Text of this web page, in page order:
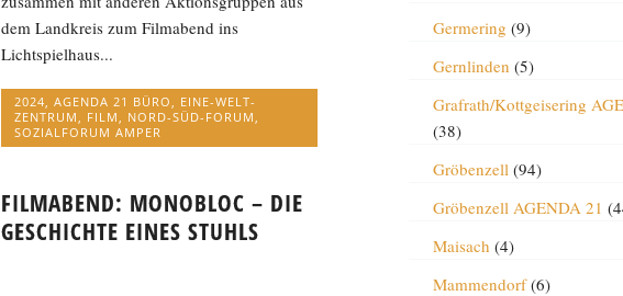
dem Landkreis zum Filmabend ins
Lichtspielhaus...
2024 ,AGENDA 21 BÜRO
EINE-WELT-
ZENTRUM
FILM NORD-SÜD-FORUM
SOZIALFORUM AMPER
FILMABEND: MONOBLOC – DIE
GESCHICHTE EINES STUHLS
Germering (9)
Gernlinden (5)
Grafrath/Kottgeisering
(38)
Gröbenzell(94)
Gröbenzell AGENDA 21
Maisach (4)
Mammendorf(6)